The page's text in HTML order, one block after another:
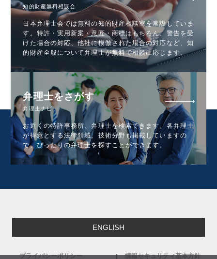
知的財産無料相談会
日本弁理士会では無料の知的財産相談室を常設していま
す。特許・実用新案・意匠・商標はもちろん、警告を受
けた場合の対応、他社に模倣された場合の対応など、知
的財産全般について弁理士が無料で相談に応じます。
弁理士をさがす
弁理士ナビ
お近くの特許事務所、弁理士を検索できます。各弁理士
が得意とする法律領域、技術分野も掲載していますの
で、ぴったりの弁理士を探すことができます。
ENGLISH
プライバシーポリシー 情報セキュリティ基本方針